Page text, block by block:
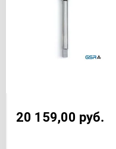
20 159,00 руб.